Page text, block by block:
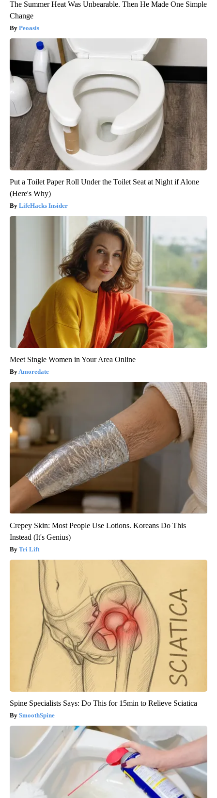
The Summer Heat Was Unbearable. Then He Made One Simple
Change
Peoasis
Put a Toilet Paper Roll Under the Toilet Seat at Night if Alone
(Here's Why)
LifeHacks Insider
Meet Single Women in Your Area Online
Amoredate
Crepey Skin: Most People Use Lotions. Koreans Do This
Instead (It's Genius)
Tri Lift
Spine Specialists Says: Do This for 15min to Relieve Sciatica
SmoothSpine